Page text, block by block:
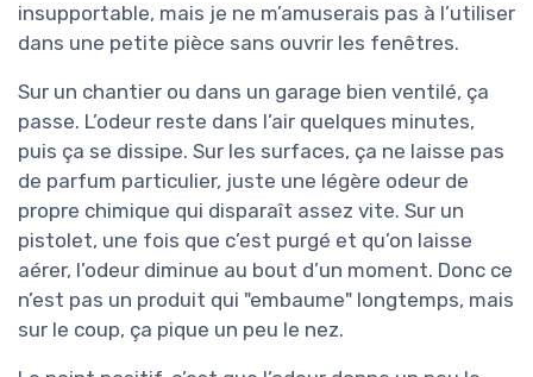
insupportable, mais je ne m’amuserais pas à l’utiliser
dans une petite pièce sans ouvrir les fenêtres.
Sur un chantier ou dans un garage bien ventilé, ça
passe. L’odeur reste dans l’air quelques minutes,
puis ça se dissipe. Sur les surfaces, ça ne laisse pas
de parfum particulier, juste une légère odeur de
propre chimique qui disparaît assez vite. Sur un
pistolet, une fois que c’est purgé et qu’on laisse
aérer, l’odeur diminue au bout d’un moment. Donc ce
n’est pas un produit qui "embaume" longtemps, mais
sur le coup, ça pique un peu le nez.